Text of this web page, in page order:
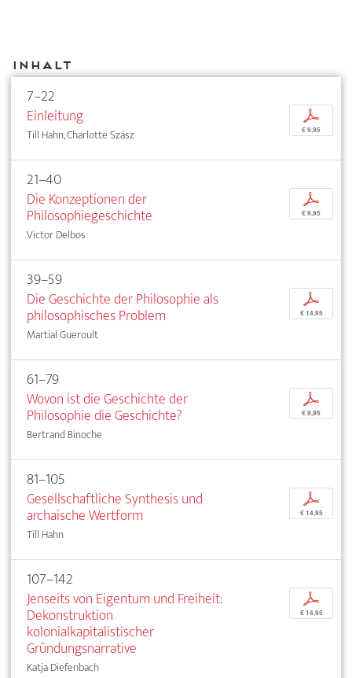
Inhalt
7–22
Einleitung
Till Hahn, Charlotte Szász
p
€ 9,95
21–40
Die Konzeptionen der
Philosophiegeschichte
Victor Delbos
p
€ 9,95
39–59
Die Geschichte der Philosophie als
philosophisches Problem
Martial Gueroult
p
€ 14,95
61–79
Wovon ist die Geschichte der
Philosophie die Geschichte?
Bertrand Binoche
p
€ 9,95
81–105
Gesellschaftliche Synthesis und
archaische Wertform
Till Hahn
p
€ 14,95
107–142
Jenseits von Eigentum und Freiheit:
Dekonstruktion
kolonialkapitalistischer
Gründungsnarrative
Katja Diefenbach
p
€ 14,95